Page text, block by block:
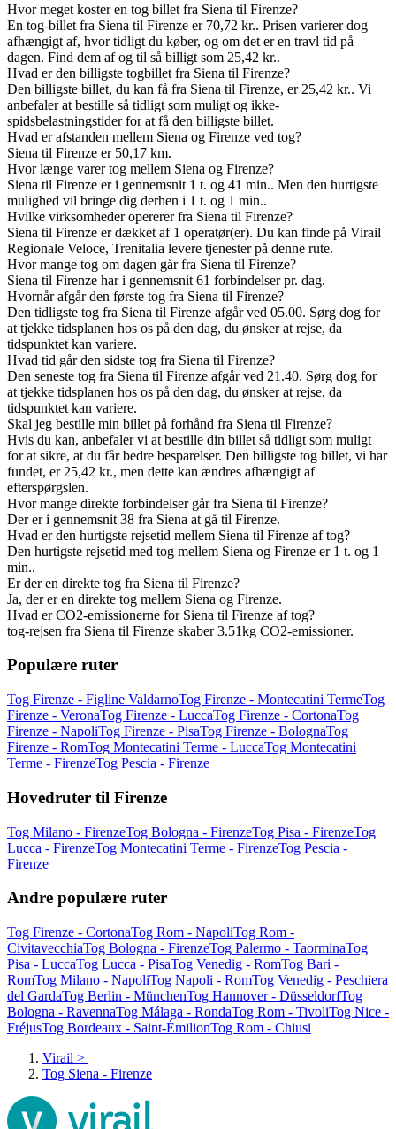
Hvor meget koster en tog billet fra Siena til Firenze?
En tog-billet fra Siena til Firenze er 70,72 kr.. Prisen varierer dog
afhængigt af, hvor tidligt du køber, og om det er en travl tid på
dagen. Find dem af og til så billigt som 25,42 kr..
Hvad er den billigste togbillet fra Siena til Firenze?
Den billigste billet, du kan få fra Siena til Firenze, er 25,42 kr.. Vi
anbefaler at bestille så tidligt som muligt og ikke-
spidsbelastningstider for at få den billigste billet.
Hvad er afstanden mellem Siena og Firenze ved tog?
Siena til Firenze er 50,17 km.
Hvor længe varer tog mellem Siena og Firenze?
Siena til Firenze er i gennemsnit 1 t. og 41 min.. Men den hurtigste
mulighed vil bringe dig derhen i 1 t. og 1 min..
Hvilke virksomheder opererer fra Siena til Firenze?
Siena til Firenze er dækket af 1 operatør(er). Du kan finde på Virail
Regionale Veloce, Trenitalia levere tjenester på denne rute.
Hvor mange tog om dagen går fra Siena til Firenze?
Siena til Firenze har i gennemsnit 61 forbindelser pr. dag.
Hvornår afgår den første tog fra Siena til Firenze?
Den tidligste tog fra Siena til Firenze afgår ved 05.00. Sørg dog for
at tjekke tidsplanen hos os på den dag, du ønsker at rejse, da
tidspunktet kan variere.
Hvad tid går den sidste tog fra Siena til Firenze?
Den seneste tog fra Siena til Firenze afgår ved 21.40. Sørg dog for
at tjekke tidsplanen hos os på den dag, du ønsker at rejse, da
tidspunktet kan variere.
Skal jeg bestille min billet på forhånd fra Siena til Firenze?
Hvis du kan, anbefaler vi at bestille din billet så tidligt som muligt
for at sikre, at du får bedre besparelser. Den billigste tog billet, vi har
fundet, er 25,42 kr., men dette kan ændres afhængigt af
efterspørgslen.
Hvor mange direkte forbindelser går fra Siena til Firenze?
Der er i gennemsnit 38 fra Siena at gå til Firenze.
Hvad er den hurtigste rejsetid mellem Siena til Firenze af tog?
Den hurtigste rejsetid med tog mellem Siena og Firenze er 1 t. og 1
min..
Er der en direkte tog fra Siena til Firenze?
Ja, der er en direkte tog mellem Siena og Firenze.
Hvad er CO2-emissionerne for Siena til Firenze af tog?
tog-rejsen fra Siena til Firenze skaber 3.51kg CO2-emissioner.
Populære ruter
Tog Firenze - Figline ValdarnoTog Firenze - Montecatini TermeTog
Firenze - VeronaTog Firenze - LuccaTog Firenze - CortonaTog
Firenze - NapoliTog Firenze - PisaTog Firenze - BolognaTog
Firenze - RomTog Montecatini Terme - LuccaTog Montecatini
Terme - FirenzeTog Pescia - Firenze
Hovedruter til Firenze
Tog Milano - FirenzeTog Bologna - FirenzeTog Pisa - FirenzeTog
Lucca - FirenzeTog Montecatini Terme - FirenzeTog Pescia -
Firenze
Andre populære ruter
Tog Firenze - CortonaTog Rom - NapoliTog Rom -
CivitavecchiaTog Bologna - FirenzeTog Palermo - TaorminaTog
Pisa - LuccaTog Lucca - PisaTog Venedig - RomTog Bari -
RomTog Milano - NapoliTog Napoli - RomTog Venedig - Peschiera
del GardaTog Berlin - MünchenTog Hannover - DüsseldorfTog
Bologna - RavennaTog Málaga - RondaTog Rom - TivoliTog Nice -
FréjusTog Bordeaux - Saint-ÉmilionTog Rom - Chiusi
Virail >
Tog Siena - Firenze